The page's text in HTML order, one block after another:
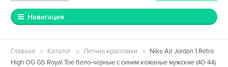
Навигация
Главная Каталог Летние кроссовки
Nike Air Jordan 1 Retro
High OG GS Royal Toe бело-черные с синим кожаные мужские (40-44)